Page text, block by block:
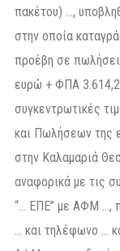
πακέτου) …,
στην οποία
προέβη σε
ευρώ + ΦΠΑ
συγκεντρωτικές
και Πωλήσεων της
στην Καλαμαριά
αναφορικά με τις
“… ΕΠΕ” με ΑΦΜ …,
… και τηλέφωνο …